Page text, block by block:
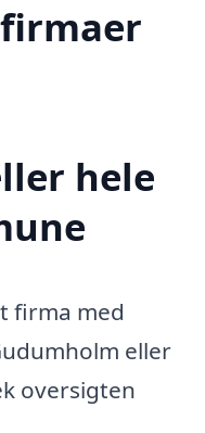
hele
firma med
eller
oversigten